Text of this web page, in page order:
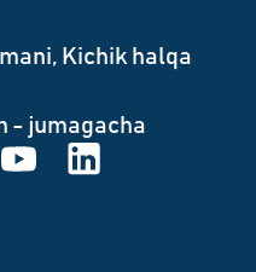
Kichik halqa
- jumagacha